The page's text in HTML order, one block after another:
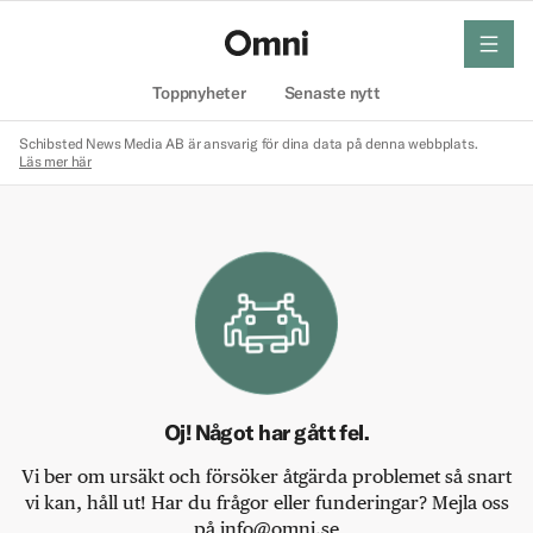
Toppnyheter Senaste nytt
meny
Schibsted News Media AB är ansvarig för dina data på denna webbplats.
Läs mer här
Oj! Något har gått fel.
Vi ber om ursäkt och försöker åtgärda problemet så snart
vi kan, håll ut! Har du frågor eller funderingar? Mejla oss